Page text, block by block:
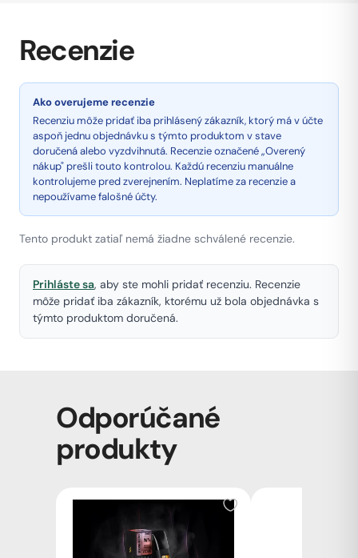
Recenzie
Ako overujeme recenzie
Recenziu môže pridať iba prihlásený zákazník, ktorý má v účte
aspoň jednu objednávku s týmto produktom v stave
doručená alebo vyzdvihnutá. Recenzie označené „Overený
nákup" prešli touto kontrolou. Každú recenziu manuálne
kontrolujeme pred zverejnením. Neplatíme za recenzie a
nepoužívame falošné účty.
Tento produkt zatiaľ nemá žiadne schválené recenzie.
Prihláste sa, aby ste mohli pridať recenziu. Recenzie
môže pridať iba zákazník, ktorému už bola objednávka s
týmto produktom doručená.
Odporúčané
produkty